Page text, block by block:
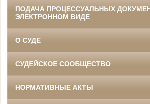
ПОДАЧА ПРОЦЕССУАЛЬНЫХ
ЭЛЕКТРОННОМ ВИДЕ
О СУДЕ
СУДЕЙСКОЕ СООБЩЕСТВО
НОРМАТИВНЫЕ АКТЫ